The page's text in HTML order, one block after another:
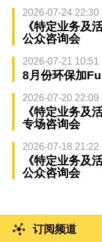
2026-07-24 22:30
《特定业务及
公众咨询会
2026-07-21 10:51
8月份环保加
2026-07-20 22:09
《特定业务及
专场咨询会
2026-07-18 21:22
《特定业务及
公众咨询会
订阅频道